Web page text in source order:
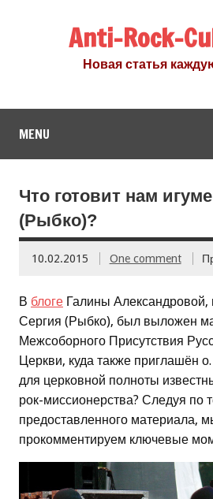
Anti-Rock-
Новая статья
MENU
Что готовит нам
(Рыбко)?
10.02.2015 One comment
В блоге Галины
Сергия (Рыбко), был выложен
Межсоборного Присутствия
Церкви, куда также приглашён
для церковной полноты
рок-миссионерства? Следуя по
предоставленного материала,
прокомментируем ключевые